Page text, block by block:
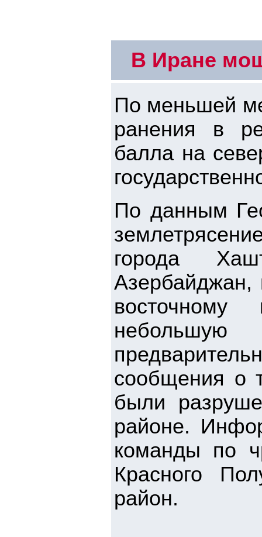
В Иране
По меньшей
ранения в
балла на
По данным
города
восточному
сообщения о
были
районе.
команды по
Красного
район.